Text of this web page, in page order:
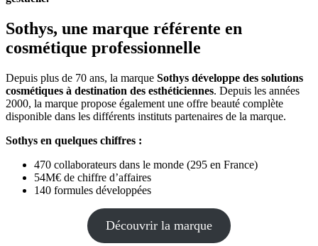
Sothys, une marque référente en
cosmétique professionnelle
Depuis plus de 70 ans, la marque Sothys développe des solutions
cosmétiques à destination des esthéticiennes. Depuis les années
2000, la marque propose également une offre beauté complète
disponible dans les différents instituts partenaires de la marque.
Sothys en quelques chiffres :
470 collaborateurs dans le monde (295 en France)
54M€ de chiffre d’affaires
140 formules développées
Découvrir la marque